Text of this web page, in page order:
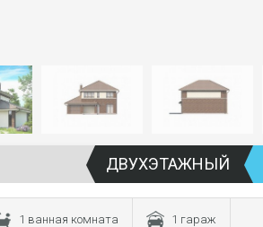
ДВУХЭТАЖНЫЙ
1 ванная комната 1 гараж